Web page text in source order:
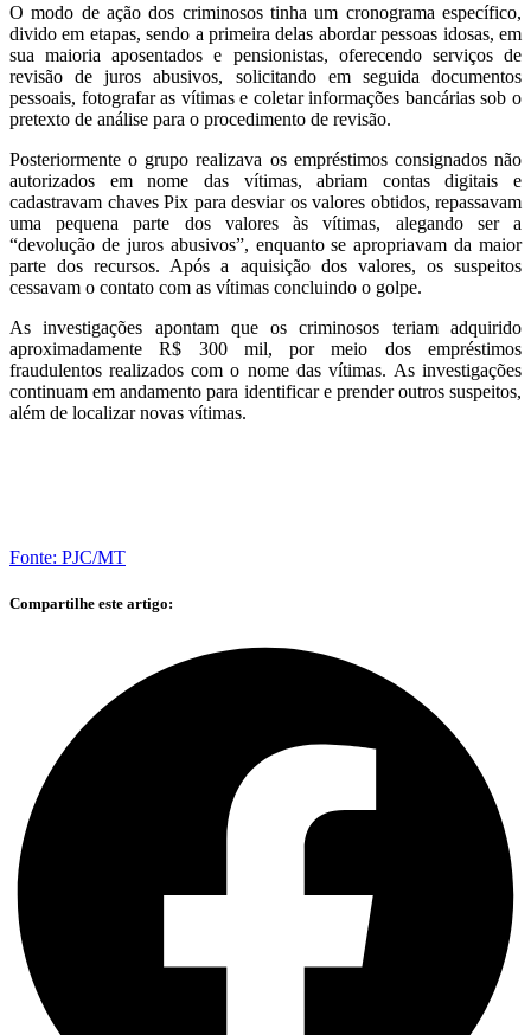
O modo de ação dos criminosos tinha um cronograma específico,
divido em etapas, sendo a primeira delas abordar pessoas idosas, em
sua maioria aposentados e pensionistas, oferecendo serviços de
revisão de juros abusivos, solicitando em seguida documentos
pessoais, fotografar as vítimas e coletar informações bancárias sob o
pretexto de análise para o procedimento de revisão.
Posteriormente o grupo realizava os empréstimos consignados não
autorizados em nome das vítimas, abriam contas digitais e
cadastravam chaves Pix para desviar os valores obtidos, repassavam
uma pequena parte dos valores às vítimas, alegando ser a
“devolução de juros abusivos”, enquanto se apropriavam da maior
parte dos recursos. Após a aquisição dos valores, os suspeitos
cessavam o contato com as vítimas concluindo o golpe.
As investigações apontam que os criminosos teriam adquirido
aproximadamente R$ 300 mil, por meio dos empréstimos
fraudulentos realizados com o nome das vítimas. As investigações
continuam em andamento para identificar e prender outros suspeitos,
além de localizar novas vítimas.
Fonte: PJC/MT
Compartilhe este artigo: